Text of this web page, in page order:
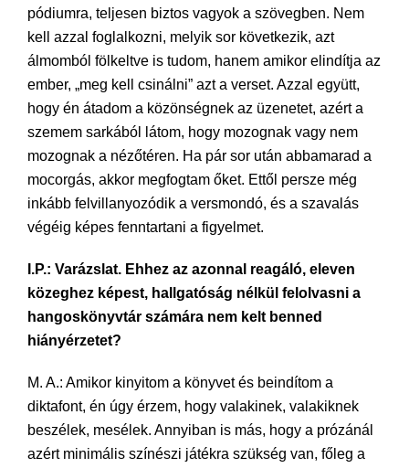
pódiumra, teljesen biztos vagyok a szövegben. Nem
kell azzal foglalkozni, melyik sor következik, azt
álmomból fölkeltve is tudom, hanem amikor elindítja az
ember, „meg kell csinálni” azt a verset. Azzal együtt,
hogy én átadom a közönségnek az üzenetet, azért a
szemem sarkából látom, hogy mozognak vagy nem
mozognak a nézőtéren. Ha pár sor után abbamarad a
mocorgás, akkor megfogtam őket. Ettől persze még
inkább felvillanyozódik a versmondó, és a szavalás
végéig képes fenntartani a figyelmet.
I.P.: Varázslat. Ehhez az azonnal reagáló, eleven
közeghez képest, hallgatóság nélkül felolvasni a
hangoskönyvtár számára nem kelt benned
hiányérzetet?
M. A.: Amikor kinyitom a könyvet és beindítom a
diktafont, én úgy érzem, hogy valakinek, valakiknek
beszélek, mesélek. Annyiban is más, hogy a prózánál
azért minimális színészi játékra szükség van, főleg a